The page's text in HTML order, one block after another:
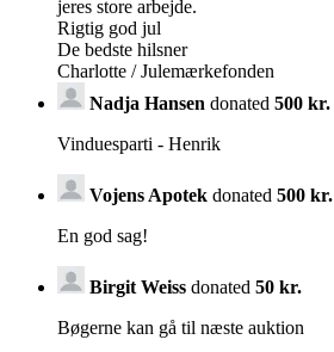
jeres store arbejde.
Rigtig god jul
De bedste hilsner
Charlotte / Julemærkefonden
Nadja Hansen donated 500 kr.
Vinduesparti - Henrik
Vojens Apotek donated 500 kr.
En god sag!
Birgit Weiss donated 50 kr.
Bøgerne kan gå til næste auktion